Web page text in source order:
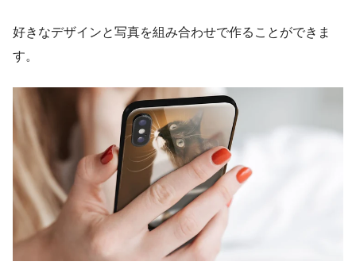
好きなデザインと写真を組み合わせで作ることができま
す。